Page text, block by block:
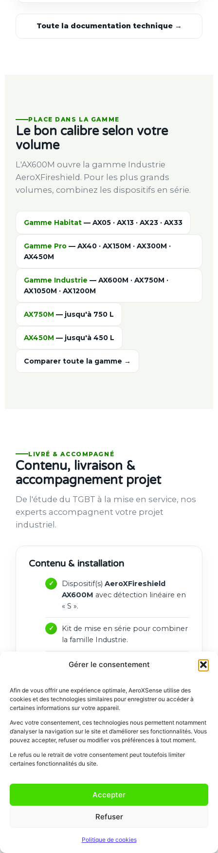
Gérer le consentement
Afin de vous offrir une expérience optimale, AeroXSense utilise des
cookies et des technologies similaires pour enregistrer ou accéder à
certaines informations sur votre appareil.
Avec votre consentement, ces technologies nous permettent notamment
d’analyser la navigation sur le site et d’améliorer ses fonctionnalités. Vous
pouvez accepter, refuser ou modifier vos préférences à tout moment.
Le refus ou le retrait de votre consentement peut toutefois limiter
certaines fonctionnalités du site.
Accepter
Refuser
Politique de cookies
Toute la documentation technique →
PLACE DANS LA GAMME
Le bon calibre selon votre
volume
L'AX600M ouvre la gamme Industrie
AeroXFireshield. Pour les plus grands
volumes, combinez les dispositifs en série.
Gamme Habitat — AX05 · AX13 · AX23 · AX33
Gamme Pro — AX40 · AX150M · AX300M ·
AX450M
Gamme Industrie — AX600M · AX750M ·
AX1050M · AX1200M
AX750M — jusqu'à 750 L
AX450M — jusqu'à 450 L
Comparer toute la gamme →
LIVRÉ & ACCOMPAGNÉ
Contenu, livraison &
accompagnement projet
De l'étude du TGBT à la mise en service, nos
experts accompagnent votre projet
industriel.
Contenu & installation
Dispositif(s) AeroXFireshield
AX600M avec détection linéaire en
« S ».
Kit de mise en série pour combiner
la famille Industrie.
Manuel d'installation,
Certificat de conformité et garantie
Étude & dimensionnement
votre TGBT et de vos armoires.
bureaux d'études.